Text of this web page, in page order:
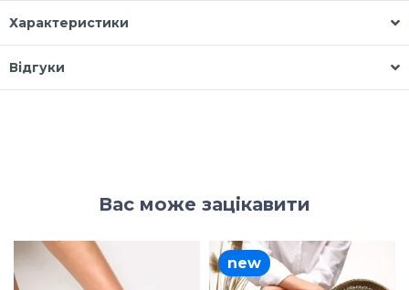
Характеристики
Відгуки
Вас може зацікавити
new